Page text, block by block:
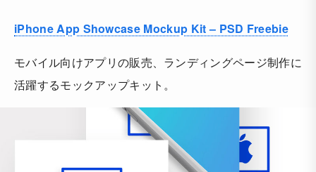
iPhone App Showcase Mockup Kit – PSD Freebie
モバイル向けアプリの販売、ランディングページ制作に
活躍するモックアップキット。